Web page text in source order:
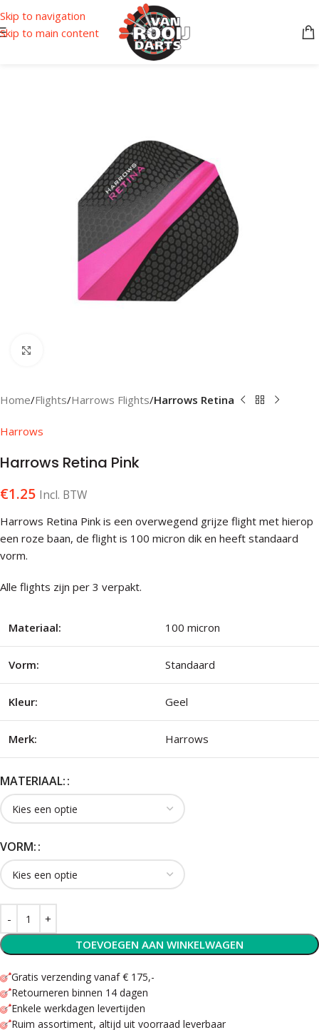
Skip to navigation
Skip to main content
Home Flights Harrows Flights Harrows Retina
Harrows
Harrows Retina Pink
€1.25 Incl. BTW
Harrows Retina Pink is een overwegend grijze flight met hierop
een roze baan, de flight is 100 micron dik en heeft standaard
vorm.
Alle flights zijn per 3 verpakt.
Materiaal: 100 micron
Vorm: Standaard
Kleur: Geel
Merk: Harrows
MATERIAAL:
VORM:
TOEVOEGEN AAN WINKELWAGEN
Gratis verzending vanaf € 175,-
Retourneren binnen 14 dagen
Enkele werkdagen levertijden
Ruim assortiment, altijd uit voorraad leverbaar